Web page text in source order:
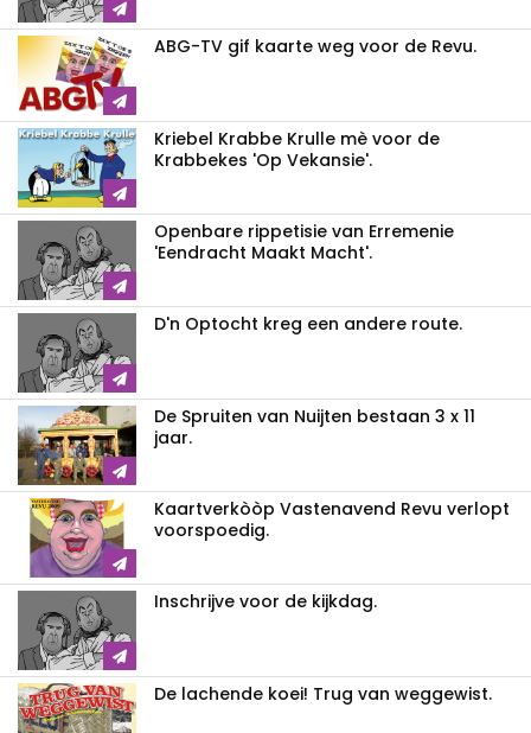
ABG-TV gif kaarte weg voor de Revu.
Kriebel Krabbe Krulle mè voor de
Krabbekes 'Op Vekansie'.
Openbare rippetisie van Erremenie
'Eendracht Maakt Macht'.
D'n Optocht kreg een andere route.
De Spruiten van Nuijten bestaan 3 x 11
jaar.
Kaartverkòòp Vastenavend Revu verlopt
voorspoedig.
Inschrijve voor de kijkdag.
De lachende koei! Trug van weggewist.